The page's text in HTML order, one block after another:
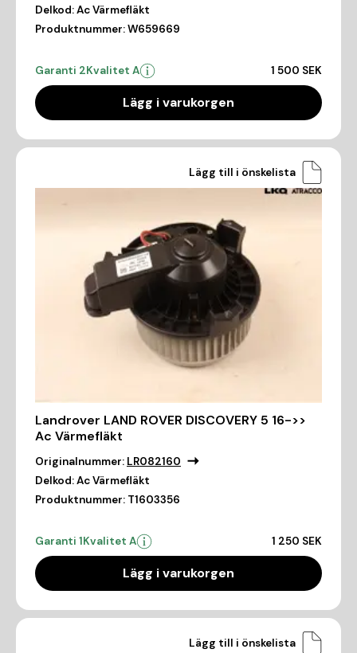
Delkod:Ac Värmefläkt
Produktnummer:W659669
Garanti 2Kvalitet A 1 500 SEK
Lägg i varukorgen
Lägg till i önskelista
Landrover LAND ROVER DISCOVERY 5 16->>
Ac Värmefläkt
Originalnummer: LR082160
Delkod:Ac Värmefläkt
Produktnummer: T1603356
Garanti 1Kvalitet A 1 250 SEK
Lägg i varukorgen
Lägg till i önskelista